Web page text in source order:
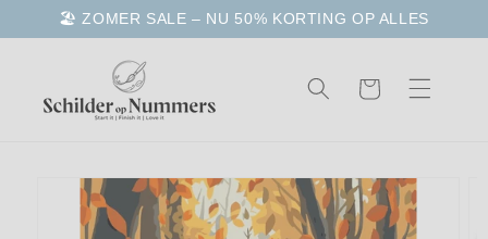
🏖️ ZOMER SALE – NU 50% KORTING OP ALLES
naar de
content
Winkelwagen
direct naar